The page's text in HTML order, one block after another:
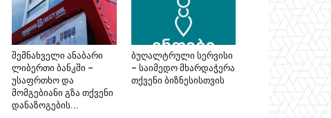
შემნახველი ანაბარი
ლიბერთი ბანკში –
უსაფრთხო და
მომგებიანი გზა თქვენი
დანაზოგების...
ბუღალტრული სერვისი
– საიმედო მხარდაჭერა
თქვენი ბიზნესისთვის